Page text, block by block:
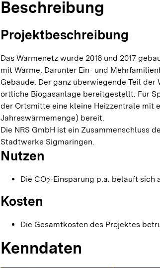
Beschreibung
Projektbeschreibung
Das Wärmenetz wurde 2016 und 2017
mit Wärme. Darunter Ein- und
Gebäude. Der ganz überwiegende Teil der
örtliche Biogasanlage bereitgestellt. Für
der Ortsmitte eine kleine Heizzentrale mit
Jahreswärmemenge) bereit.
Die NRS GmbH ist ein Zusammenschluss
Stadtwerke Sigmaringen.
Nutzen
Die CO2-Einsparung p.a. beläuft sich
Kosten
Die Gesamtkosten des Projektes
Kenndaten